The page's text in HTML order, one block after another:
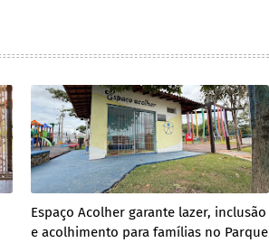
Espaço Acolher garante lazer, inclusão
e acolhimento para famílias no Parque